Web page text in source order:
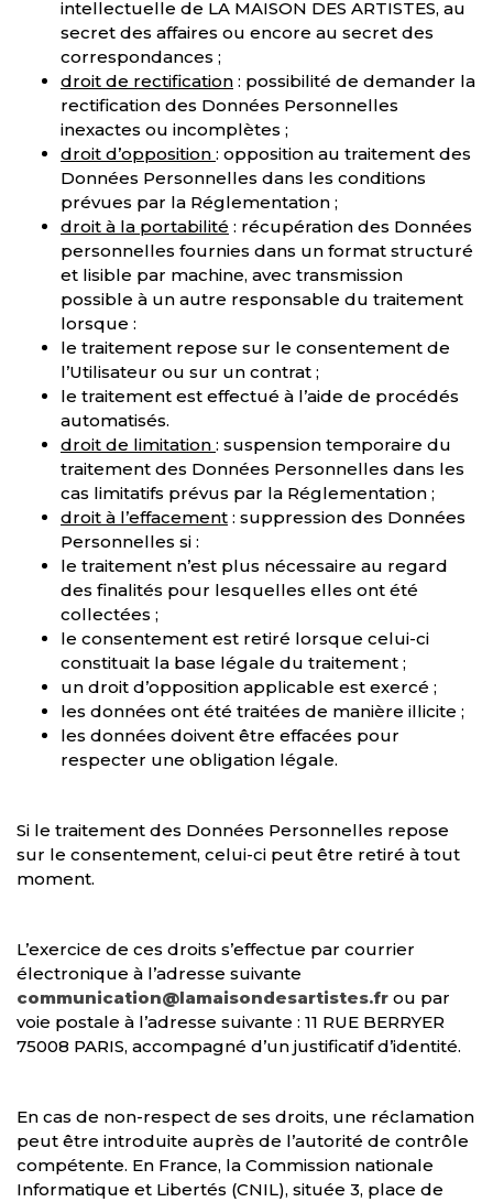
intellectuelle de LA MAISON DES ARTISTES, au
secret des affaires ou encore au secret des
correspondances ;
droit de rectification : possibilité de demander la
rectification des Données Personnelles
inexactes ou incomplètes ;
droit d’opposition : opposition au traitement des
Données Personnelles dans les conditions
prévues par la Réglementation ;
droit à la portabilité : récupération des Données
personnelles fournies dans un format structuré
et lisible par machine, avec transmission
possible à un autre responsable du traitement
lorsque :
le traitement repose sur le consentement de
l’Utilisateur ou sur un contrat ;
le traitement est effectué à l’aide de procédés
automatisés.
droit de limitation : suspension temporaire du
traitement des Données Personnelles dans les
cas limitatifs prévus par la Réglementation ;
droit à l’effacement : suppression des Données
Personnelles si :
le traitement n’est plus nécessaire au regard
des finalités pour lesquelles elles ont été
collectées ;
le consentement est retiré lorsque celui-ci
constituait la base légale du traitement ;
un droit d’opposition applicable est exercé ;
les données ont été traitées de manière illicite ;
les données doivent être effacées pour
respecter une obligation légale.
Si le traitement des Données Personnelles repose
sur le consentement, celui-ci peut être retiré à tout
moment.
L’exercice de ces droits s’effectue par courrier
électronique à l’adresse suivante
communication@lamaisondesartistes.fr ou par
voie postale à l’adresse suivante : 11 RUE BERRYER
75008 PARIS, accompagné d’un justificatif d’identité.
En cas de non-respect de ses droits, une réclamation
peut être introduite auprès de l’autorité de contrôle
compétente. En France, la Commission nationale
Informatique et Libertés (CNIL), située 3, place de